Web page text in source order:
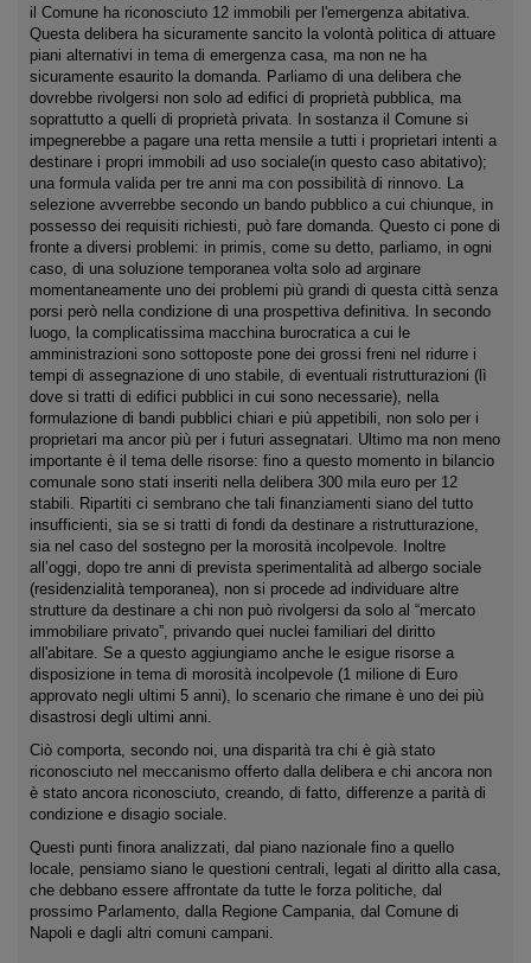
il Comune ha riconosciuto 12 immobili per l'emergenza abitativa.
Questa delibera ha sicuramente sancito la volontà politica di attuare
piani alternativi in tema di emergenza casa, ma non ne ha
sicuramente esaurito la domanda. Parliamo di una delibera che
dovrebbe rivolgersi non solo ad edifici di proprietà pubblica, ma
soprattutto a quelli di proprietà privata. In sostanza il Comune si
impegnerebbe a pagare una retta mensile a tutti i proprietari intenti a
destinare i propri immobili ad uso sociale(in questo caso abitativo);
una formula valida per tre anni ma con possibilità di rinnovo. La
selezione avverrebbe secondo un bando pubblico a cui chiunque, in
possesso dei requisiti richiesti, può fare domanda. Questo ci pone di
fronte a diversi problemi: in primis, come su detto, parliamo, in ogni
caso, di una soluzione temporanea volta solo ad arginare
momentaneamente uno dei problemi più grandi di questa città senza
porsi però nella condizione di una prospettiva definitiva. In secondo
luogo, la complicatissima macchina burocratica a cui le
amministrazioni sono sottoposte pone dei grossi freni nel ridurre i
tempi di assegnazione di uno stabile, di eventuali ristrutturazioni (lì
dove si tratti di edifici pubblici in cui sono necessarie), nella
formulazione di bandi pubblici chiari e più appetibili, non solo per i
proprietari ma ancor più per i futuri assegnatari. Ultimo ma non meno
importante è il tema delle risorse: fino a questo momento in bilancio
comunale sono stati inseriti nella delibera 300 mila euro per 12
stabili. Ripartiti ci sembrano che tali finanziamenti siano del tutto
insufficienti, sia se si tratti di fondi da destinare a ristrutturazione,
sia nel caso del sostegno per la morosità incolpevole. Inoltre
all’oggi, dopo tre anni di prevista sperimentalità ad albergo sociale
(residenzialità temporanea), non si procede ad individuare altre
strutture da destinare a chi non può rivolgersi da solo al “mercato
immobiliare privato”, privando quei nuclei familiari del diritto
all'abitare. Se a questo aggiungiamo anche le esigue risorse a
disposizione in tema di morosità incolpevole (1 milione di Euro
approvato negli ultimi 5 anni), lo scenario che rimane è uno dei più
disastrosi degli ultimi anni.
Ciò comporta, secondo noi, una disparità tra chi è già stato
riconosciuto nel meccanismo offerto dalla delibera e chi ancora non
è stato ancora riconosciuto, creando, di fatto, differenze a parità di
condizione e disagio sociale.
Questi punti finora analizzati, dal piano nazionale fino a quello
locale, pensiamo siano le questioni centrali, legati al diritto alla casa,
che debbano essere affrontate da tutte le forza politiche, dal
prossimo Parlamento, dalla Regione Campania, dal Comune di
Napoli e dagli altri comuni campani.